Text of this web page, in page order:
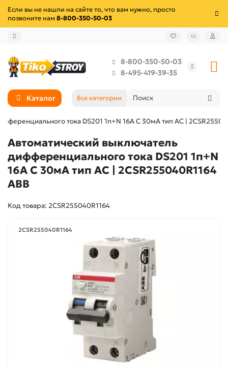
Если вы не нашли на сайте то, что вам нужно, просто
позвоните нам 8-800-350-50-03
8-800-350-50-03
8-495-419-39-35
Каталог Все категории
тока DS201 1п+N 16А C 30мА тип AC |
Автоматический выключатель
дифференциального тока DS201 1п+N
16А C 30мА тип AC | 2CSR255040R1164
ABB
Код товара: 2CSR255040R1164
2CSR255040R1164